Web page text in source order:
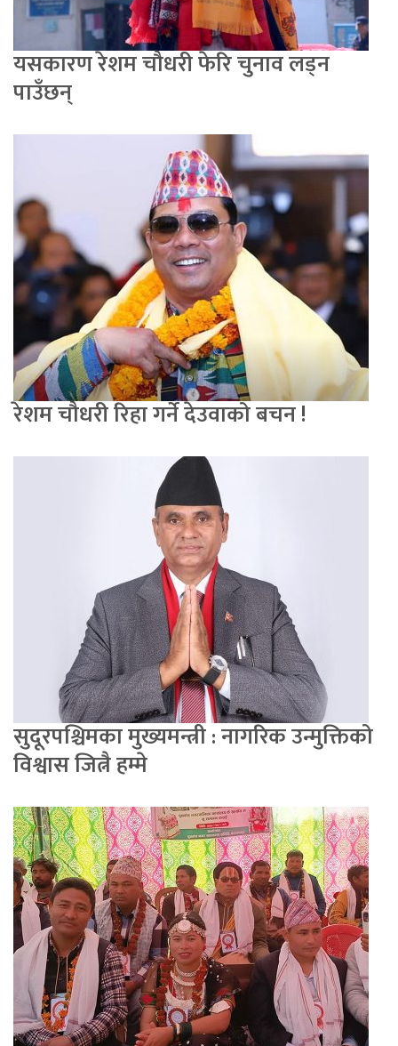
यसकारण रेशम चौधरी फेरि चुनाव लड्न
पाउँछन्
रेशम चौधरी रिहा गर्ने देउवाको बचन !
सुदूरपश्चिमका मुख्यमन्त्री : नागरिक उन्मुक्तिको
विश्वास जित्नै हम्मे